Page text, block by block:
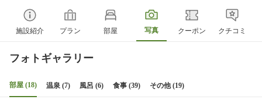
施設紹介 プラン 部屋 写真 クーポン クチコミ
フォトギャラリー
部屋 (18) 温泉 (7) 風呂 (6) 食事 (39) その他 (19)